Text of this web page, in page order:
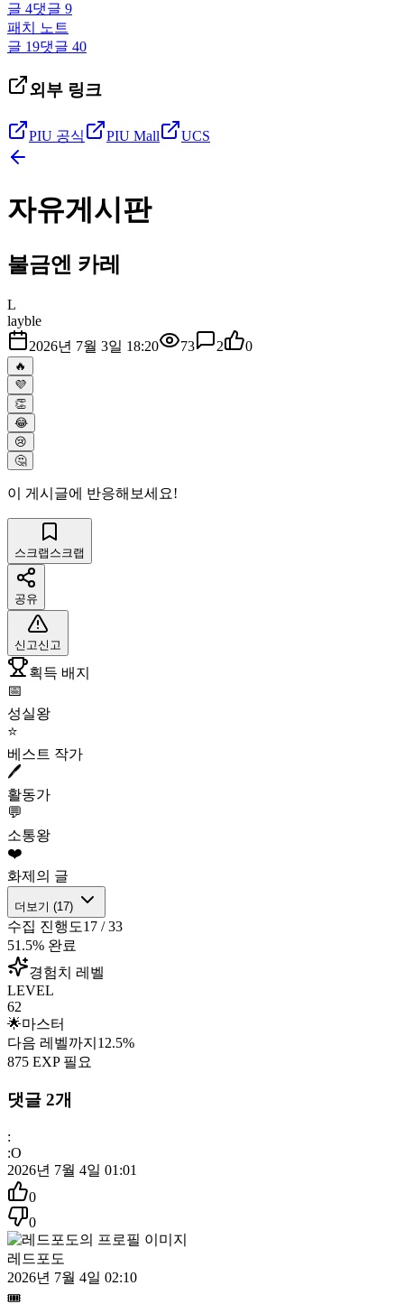
글 4댓글 9
패치 노트
글 19댓글 40
외부 링크
PIU 공식 PIU Mall UCS
자유게시판
불금엔 카레
L
layble
2026년 7월 3일 18:20
73 2 0
🔥
💜
👏
😂
😢
🤔
이 게시글에 반응해보세요!
스크랩 스크랩
공유
신고신고
획득 배지
📅
성실왕
⭐
베스트 작가
🖊️
활동가
💬
소통왕
❤️
화제의 글
더보기 (17)
수집 진행도17 /33
51.5% 완료
경험치 레벨
LEVEL
62
🌟마스터
다음 레벨까지 12.5%
875 EXP 필요
댓글 2개
:
:O
2026년 7월 4일 01:01
0
0
레드포도
2026년 7월 4일 02:10
🎟️